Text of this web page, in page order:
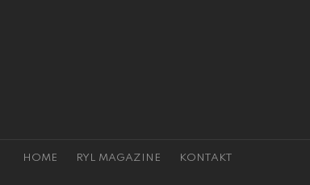
HOME RYL MAGAZINE KONTAKT